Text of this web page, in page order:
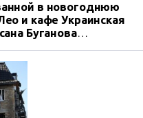
в новогоднюю
и кафе Украинская
Буганова
отказались
поняли, что
военные. В
оккупантов, любили